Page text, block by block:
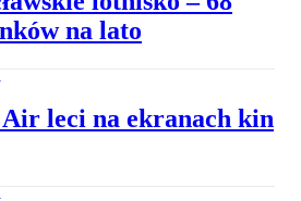
na lato
leci na ekranach kin